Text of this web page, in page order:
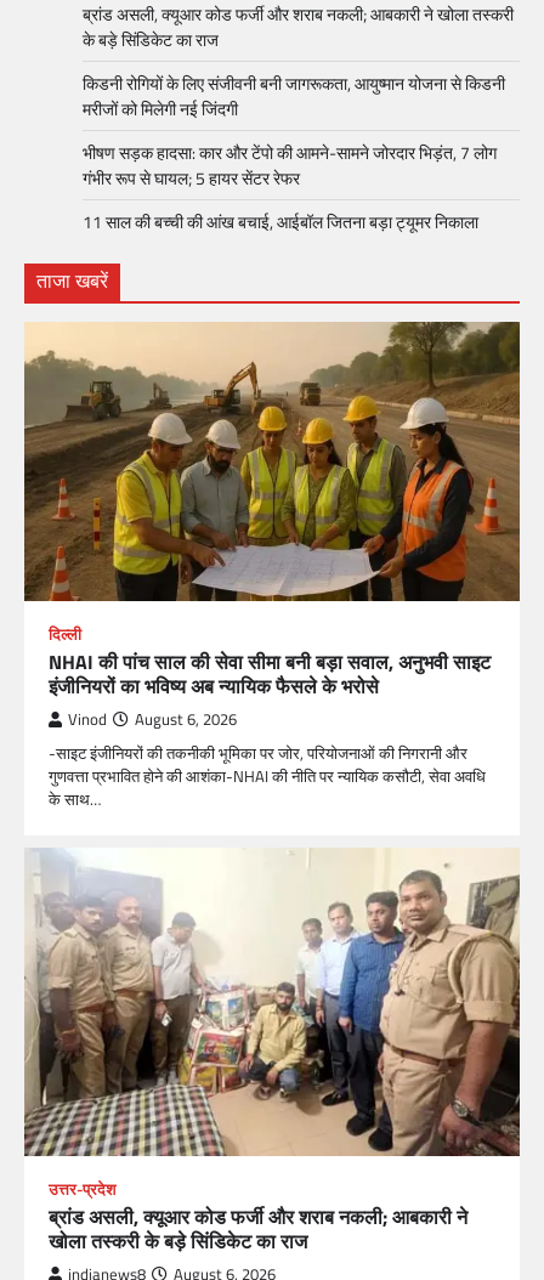
ब्रांड असली, क्यूआर कोड फर्जी और शराब नकली; आबकारी ने खोला तस्करी
के बड़े सिंडिकेट का राज
किडनी रोगियों के लिए संजीवनी बनी जागरूकता, आयुष्मान योजना से किडनी
मरीजों को मिलेगी नई जिंदगी
भीषण सड़क हादसा: कार और टेंपो की आमने-सामने जोरदार भिड़ंत, 7 लोग
गंभीर रूप से घायल; 5 हायर सेंटर रेफर​
11 साल की बच्ची की आंख बचाई, आईबॉल जितना बड़ा ट्यूमर निकाला
ताजा खबरें
दिल्ली
NHAI की पांच साल की सेवा सीमा बनी बड़ा सवाल, अनुभवी साइट
इंजीनियरों का भविष्य अब न्यायिक फैसले के भरोसे
Vinod August 6, 2026
-साइट इंजीनियरों की तकनीकी भूमिका पर जोर, परियोजनाओं की निगरानी और
गुणवत्ता प्रभावित होने की आशंका-NHAI की नीति पर न्यायिक कसौटी, सेवा अवधि
के साथ…
उत्तर-प्रदेश
ब्रांड असली, क्यूआर कोड फर्जी और शराब नकली; आबकारी ने
खोला तस्करी के बड़े सिंडिकेट का राज
indianews8 August 6, 2026